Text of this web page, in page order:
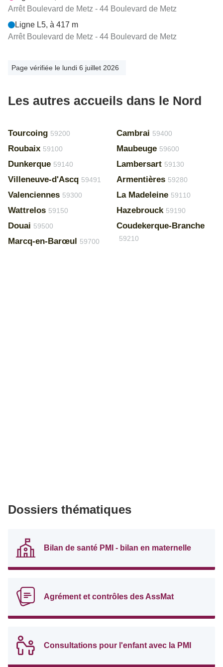
Arrêt Boulevard de Metz - 44 Boulevard de Metz
Ligne L5, à 417 m
Arrêt Boulevard de Metz - 44 Boulevard de Metz
Page vérifiée le lundi 6 juillet 2026
Les autres accueils dans le Nord
Tourcoing 59200
Roubaix 59100
Dunkerque 59140
Villeneuve-d'Ascq 59491
Valenciennes 59300
Wattrelos 59150
Douai 59500
Marcq-en-Barœul 59700
Cambrai 59400
Maubeuge 59600
Lambersart 59130
Armentières 59280
La Madeleine 59110
Hazebrouck 59190
Coudekerque-Branche
59210
Dossiers thématiques
Bilan de santé PMI - bilan en maternelle
Agrément et contrôles des AssMat
Consultations pour l'enfant avec la PMI